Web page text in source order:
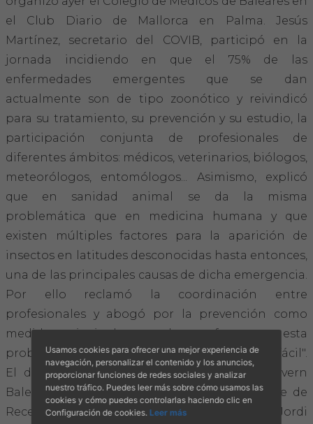
Colegiados
Consejos para tus mascotas
Guía Responsable
Salud animal y salud pública
CONTACTO
el Club Diario de Mallorca en Palma. Jesús
Martínez, secretario del COVIB, participó en la
jornada incidiendo en que el 75% de las
enfermedades emergentes que se dan
actualmente son de tipo zoonótico y reivindicó
para su tratamiento, su prevención y su estudio, la
participación conjunta de profesionales de
diferentes ámbitos: médicos, veterinarios, biólogos,
meteorólogos, entomólogos... Asimismo, explicó
que en sanidad animal se da la misma
problemática que en medicina humana y que
existen múltiples factores para la aparición de
insectos en latitudes desconocidas hasta entonces,
una de las principales causas de dicha emergencia.
Por ello reclamó la coordinación entre
profesionales y abogó por la prevención como
medida principal para hacer frente a esta
problemática, a pesar de que, añadió, "no es fácil".
El director general de Salut Pública del Govern
Balear, Frederico Sbert; el director del Centre de
Recerca d'Infeccions Víriques de les Balears, Jordi
Usamos cookies para ofrecer una mejor experiencia de
navegación, personalizar el contenido y los anuncios,
proporcionar funciones de redes sociales y analizar
nuestro tráfico. Puedes leer más sobre cómo usamos las
cookies y cómo puedes controlarlas haciendo clic en
Configuración de cookies. Leer más